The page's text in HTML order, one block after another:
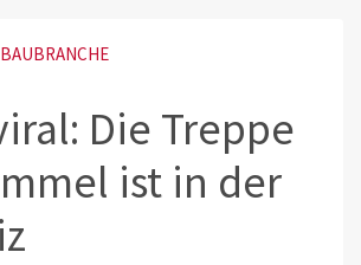
BAUBRANCHE
Die Treppe
ist in der